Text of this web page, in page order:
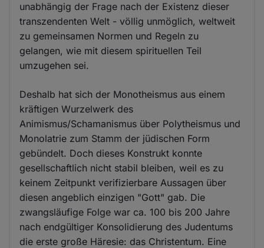
unabhängig der Frage nach der Existenz dieser
transzendenten Welt - völlig unmöglich, weltweit
zu gemeinsamen Normen und Regeln zu
gelangen, wie mit diesem spirituellen Teil
umzugehen sei.
Deshalb hat sich der Monotheismus aus einem
kräftigen Wurzelwerk des
Animismus/Schamanismus über Polytheismus und
Monolatrie zum Stamm der jüdischen Form
gebündelt. Doch dieses Konstrukt konnte
gesellschaftlich nicht stabil bleiben, weil es zu
keinem Zeitpunkt verifizierbare Aussagen über
diesen angeblich einzigen "Gott" gab. Die
zwangsläufige Folge war ca. 100 bis 200 Jahre
nach endgültiger Konsolidierung des Judentums
die erste große Häresie: das Christentum. Eine